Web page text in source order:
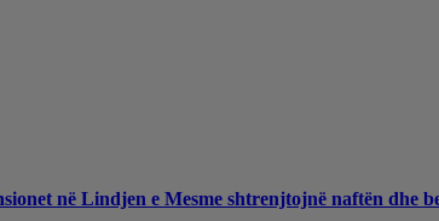
në Lindjen e Mesme shtrenjtojnë naftën dhe